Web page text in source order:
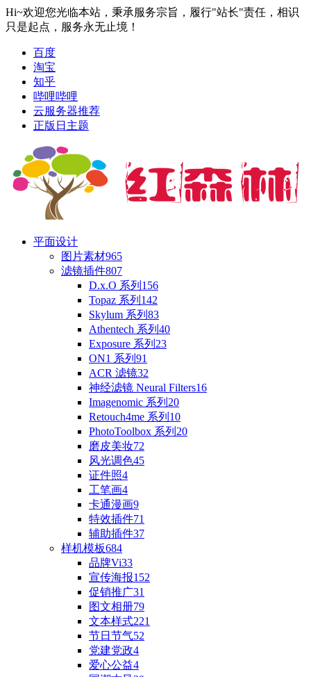
Hi~欢迎您光临本站，秉承服务宗旨，履行"站长"责任，相识
只是起点，服务永无止境！
百度
淘宝
知乎
哔哩哔哩
云服务器推荐
正版日主题
平面设计
图片素材965
滤镜插件807
D.x.O 系列 156
Topaz 系列 142
Skylum 系列 83
Athentech 系列 40
Exposure 系列 23
ON1 系列 91
ACR 滤镜32
神经滤镜 Neural Filters16
Imagenomic 系列 20
Retouch4me 系列 10
PhotoToolbox 系列 20
磨皮美妆72
风光调色45
证件照4
工笔画4
卡通漫画9
特效插件71
辅助插件37
样机模板684
品牌Vi33
宣传海报152
促销推广31
图文相册79
文本样式221
节日节气52
党建党政4
爱心公益4